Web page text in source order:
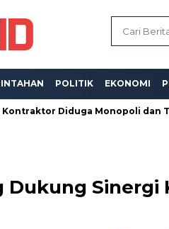
POLITIK EKONOMI
Diduga Monopoli dan Tak
Dukung Sinergi